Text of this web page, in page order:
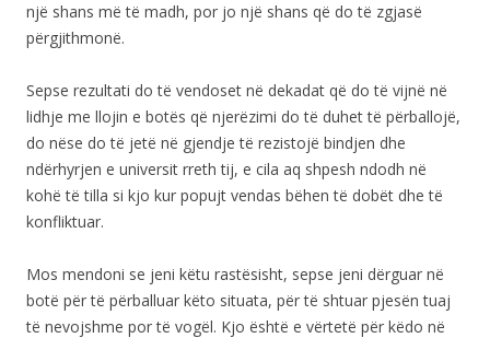
një shans më të madh, por jo një shans që do të zgjasë
përgjithmonë.
Sepse rezultati do të vendoset në dekadat që do të vijnë në
lidhje me llojin e botës që njerëzimi do të duhet të përballojë,
do nëse do të jetë në gjendje të rezistojë bindjen dhe
ndërhyrjen e universit rreth tij, e cila aq shpesh ndodh në
kohë të tilla si kjo kur popujt vendas bëhen të dobët dhe të
konfliktuar.
Mos mendoni se jeni këtu rastësisht, sepse jeni dërguar në
botë për të përballuar këto situata, për të shtuar pjesën tuaj
të nevojshme por të vogël. Kjo është e vërtetë për këdo në